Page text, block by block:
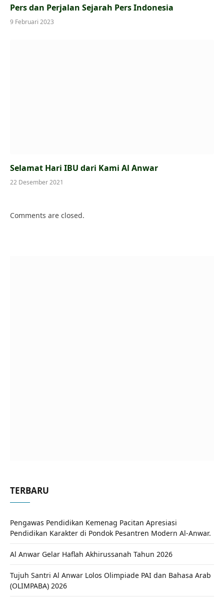
Pers dan Perjalan Sejarah Pers Indonesia
9 Februari 2023
Selamat Hari IBU dari Kami Al Anwar
22 Desember 2021
Comments are closed.
TERBARU
Pengawas Pendidikan Kemenag Pacitan Apresiasi
Pendidikan Karakter di Pondok Pesantren Modern Al-Anwar.
Al Anwar Gelar Haflah Akhirussanah Tahun 2026
Tujuh Santri Al Anwar Lolos Olimpiade PAI dan Bahasa Arab
(OLIMPABA) 2026